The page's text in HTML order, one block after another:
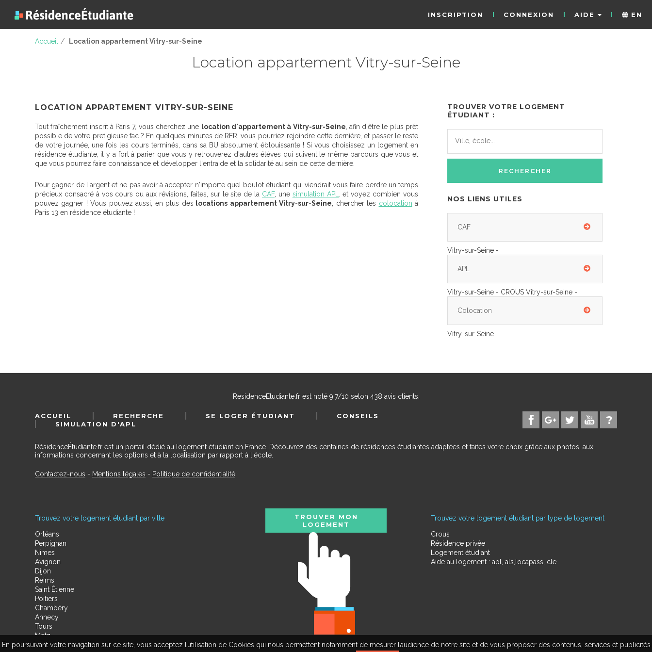
En poursuivant votre navigation sur ce site, vous acceptez l’utilisation de Cookies qui nous permettent notamment de mesurer l’audience de notre site et de vous proposer des contenus, services et publicités
INSCRIPTION CONNEXION AIDE EN
Accueil / Location appartement Vitry-sur-Seine
Location appartement Vitry-sur-Seine
LOCATION APPARTEMENT VITRY-SUR-SEINE
Tout fraîchement inscrit à Paris 7, vous cherchez une location d'appartement à Vitry-sur-Seine , afin d'être le plus prêt
possible de votre pretigieuse fac ? En quelques minutes de RER, vous pourriez rejoindre cette dernière, et passer le reste
de votre journée, une fois les cours terminés, dans sa BU absolument éblouissante ! Si vous choisissez un logement en
résidence étudiante, il y a fort à parier que vous y retrouverez d'autres élèves qui suivent le même parcours que vous et
que vous pourrez faire connaissance et développer l'entraide et la solidarité au sein de cette dernière.
Pour gagner de l'argent et ne pas avoir à accepter n'importe quel boulot étudiant qui viendrait vous faire perdre un temps
précieux consacré à vos cours ou aux révisions, faites, sur le site de la CAF, une simulation APL
, et voyez combien vous
pouvez gagner ! Vous pouvez aussi, en plus des locations appartement Vitry-sur-Seine , chercher les colocation à
Paris 13 en résidence étudiante !
TROUVER VOTRE LOGEMENT
ÉTUDIANT :
NOS LIENS UTILES
CAF
Vitry-sur-Seine -
APL
Vitry-sur-Seine - CROUS Vitry-sur-Seine -
Colocation
Vitry-sur-Seine
ResidenceEtudiante.frest noté 9,7/10 selon 438 avis clients.
ACCUEIL RECHERCHE SE LOGER ÉTUDIANT
CONSEILS
SIMULATION D'APL
RésidenceÉtudiante.fr est un portail dédié au logement étudiant en France. Découvrez des centaines de résidences étudiantes adaptées et faites votre choix grâce aux photos, aux
informations concernant les options et à la localisation par rapport à l'école.
Contactez-nous - Mentions légales - Politique de confidentialité
Trouvez votre logement étudiant par ville
Orléans
Perpignan
Nimes
Avignon
Dijon
Reims
Saint Étienne
Poitiers
Chambéry
Annecy
Tours
Metz
Amiens
Trouvez votre logement étudiant par type de logement
Crous
Résidence privée
Logement étudiant
Aide au logement : apl, als,locapass, cle
TROUVER MON
LOGEMENT